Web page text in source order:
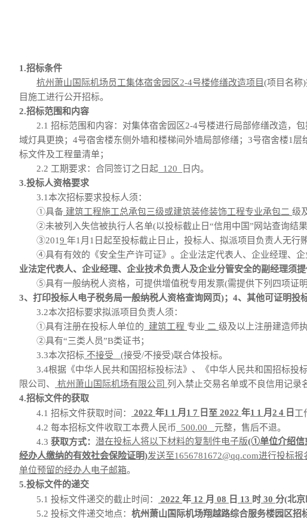
1.招标条件
杭州萧山国际机场员工集体宿舍园区 2-4号楼修缮改造项目(项目名称
目施工进行公开招标。
2.招标范围和内容
2.1 招标范围和内容： 对集体宿舍园区 2-4号楼进行局部修缮改造，
域灯具更换；4号宿舍楼东侧外墙和楼梯间外墙局部修缮；3号宿舍楼1
标文件及工程量清单；
2.2 工期要求： 合同签订之日起 120 日内。
3.投标人资格要求
3.1本次招标要求投标人须：
①具备 建筑工程施工总承包三级或建筑装修装饰工程专业承包二 级
②未被列入失信被执行人名单(以投标截止日“信用中国”网站查询结
③2019 年1月1日起至投标截止日止， 投标人、拟派项目负责人无行
④具有有效的《安全生产许可证》。企业法定代表人、企业经理、
业法定代表人、企业经理、企业技术负责人及企业分管安全的副经理须提
⑤具有一般纳税人资格，可提供增值税专用发票(需提供下列四项证明
3、打印投标人电子税务局一般纳税人资格查询网页)；4、其他可证明投
3.2本次招标要求拟派项目负责人须：
①具有注册在投标人单位的 建筑工程 专业 二 级及以上注册建造师
②具有“三类人员”B类证书；
3.3本次招标 不接受 (接受/不接受)联合体投标。
3.4根据《中华人民共和国招标投标法》、《中华人民共和国招标投
限公司、
杭州萧山国际机场有限公司 列入禁止交易名单或不良信用记录
4.招标文件的获取
4.1 招标文件获取时间：
2022 年11 月 17 日 至 2022 年11 月 24 日 工
4.2 每本招标文件收取工本费人民币
500.00 元整，售后不退。
4.3 获取方式： 潜在投标人将以下材料的复制件电子版(①单位介绍信
经办人缴纳的有效社会保险证明)发送至1656781672@qq.com进行投标报
单位预留的经办人电子邮箱。
5.投标文件的递交
5.1 投标文件递交的截止时间：
2022 年 12 月 08 日 13 时 30 分(北京
5.2 投标文件递交地点： 杭州萧山国际机场翔越路综合服务楼园区招